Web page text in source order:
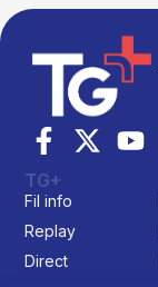
TG+
Fil info
Replay
Direct